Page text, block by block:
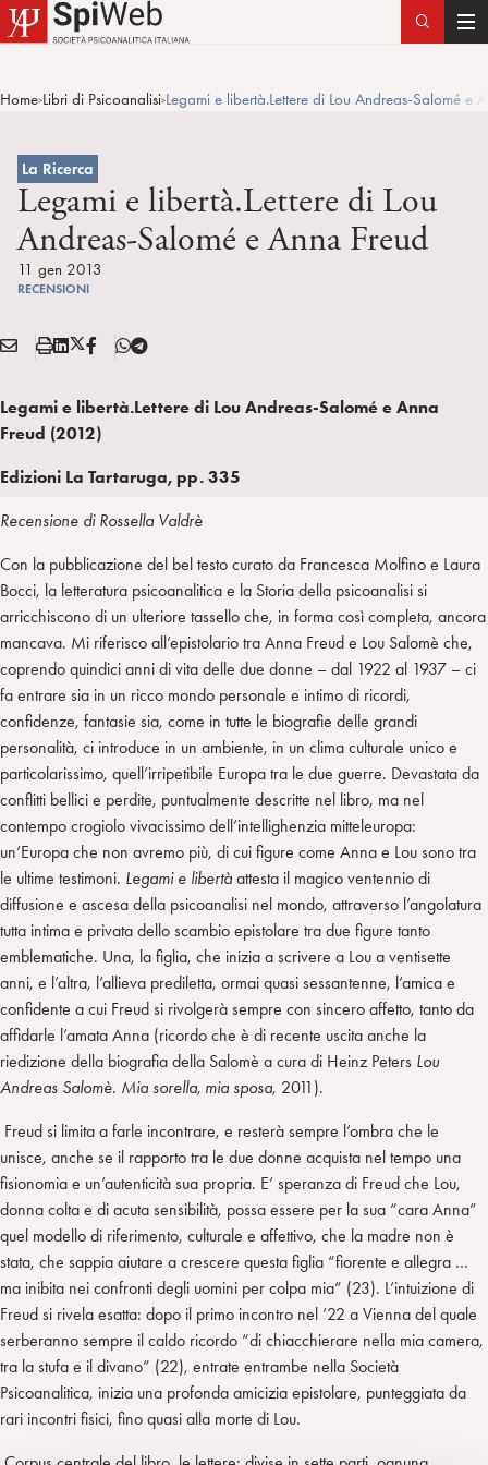
T
g
Home>Libri di Psicoanalisi>Legami e libertà.Lettere di Lou Andreas-Salomé e
La Ricerca
Legami e libertà.Lettere di Lou
Andreas-Salomé e Anna Freud
11 gen 2013
RECENSIONI
Condividi:
E
A
I
S
m
a
L
n
k
e
d
n
X
w
t
e
r
F
T
r
m
Legami e libertà.Lettere di Lou Andreas-Salomé e Anna
Freud (2012)
Edizioni La Tartaruga, pp. 335
Recensione di Rossella Valdrè
Con la pubblicazione del bel testo curato da Francesca Molfino e Laura
Bocci, la letteratura psicoanalitica e la Storia della psicoanalisi si
arricchiscono di un ulteriore tassello che, in forma così completa, ancora
mancava. Mi riferisco all’epistolario tra Anna Freud e Lou Salomè che,
coprendo quindici anni di vita delle due donne – dal 1922 al 1937 – ci
fa entrare sia in un ricco mondo personale e intimo di ricordi,
confidenze, fantasie sia, come in tutte le biografie delle grandi
personalità, ci introduce in un ambiente, in un clima culturale unico e
particolarissimo, quell’irripetibile Europa tra le due guerre. Devastata da
conflitti bellici e perdite, puntualmente descritte nel libro, ma nel
contempo crogiolo vivacissimo dell’intellighenzia mitteleuropa:
un’Europa che non avremo più, di cui figure come Anna e Lou sono tra
le ultime testimoni. Legami e libertàattesta il magico ventennio di
diffusione e ascesa della psicoanalisi nel mondo, attraverso l’angolatura
tutta intima e privata dello scambio epistolare tra due figure tanto
emblematiche. Una, la figlia, che inizia a scrivere a Lou a ventisette
anni, e l’altra, l’allieva prediletta, ormai quasi sessantenne, l’amica e
confidente a cui Freud si rivolgerà sempre con sincero affetto, tanto da
affidarle l’amata Anna (ricordo che è di recente uscita anche la
riedizione della biografia della Salomè a cura di Heinz Peters Lou
Andreas Salomè. Mia sorella, mia sposa, 2011).
Freud si limita a farle incontrare, e resterà sempre l’ombra che le
unisce, anche se il rapporto tra le due donne acquista nel tempo una
fisionomia e un’autenticità sua propria. E’ speranza di Freud che Lou,
donna colta e di acuta sensibilità, possa essere per la sua “cara Anna”
quel modello di riferimento, culturale e affettivo, che la madre non è
stata, che sappia aiutare a crescere questa figlia “fiorente e allegra …
ma inibita nei confronti degli uomini per colpa mia” (23). L’intuizione di
Freud si rivela esatta: dopo il primo incontro nel ’22 a Vienna del quale
serberanno sempre il caldo ricordo “di chiacchierare nella mia camera,
tra la stufa e il divano” (22), entrate entrambe nella Società
Psicoanalitica, inizia una profonda amicizia epistolare, punteggiata da
rari incontri fisici, fino quasi alla morte di Lou.